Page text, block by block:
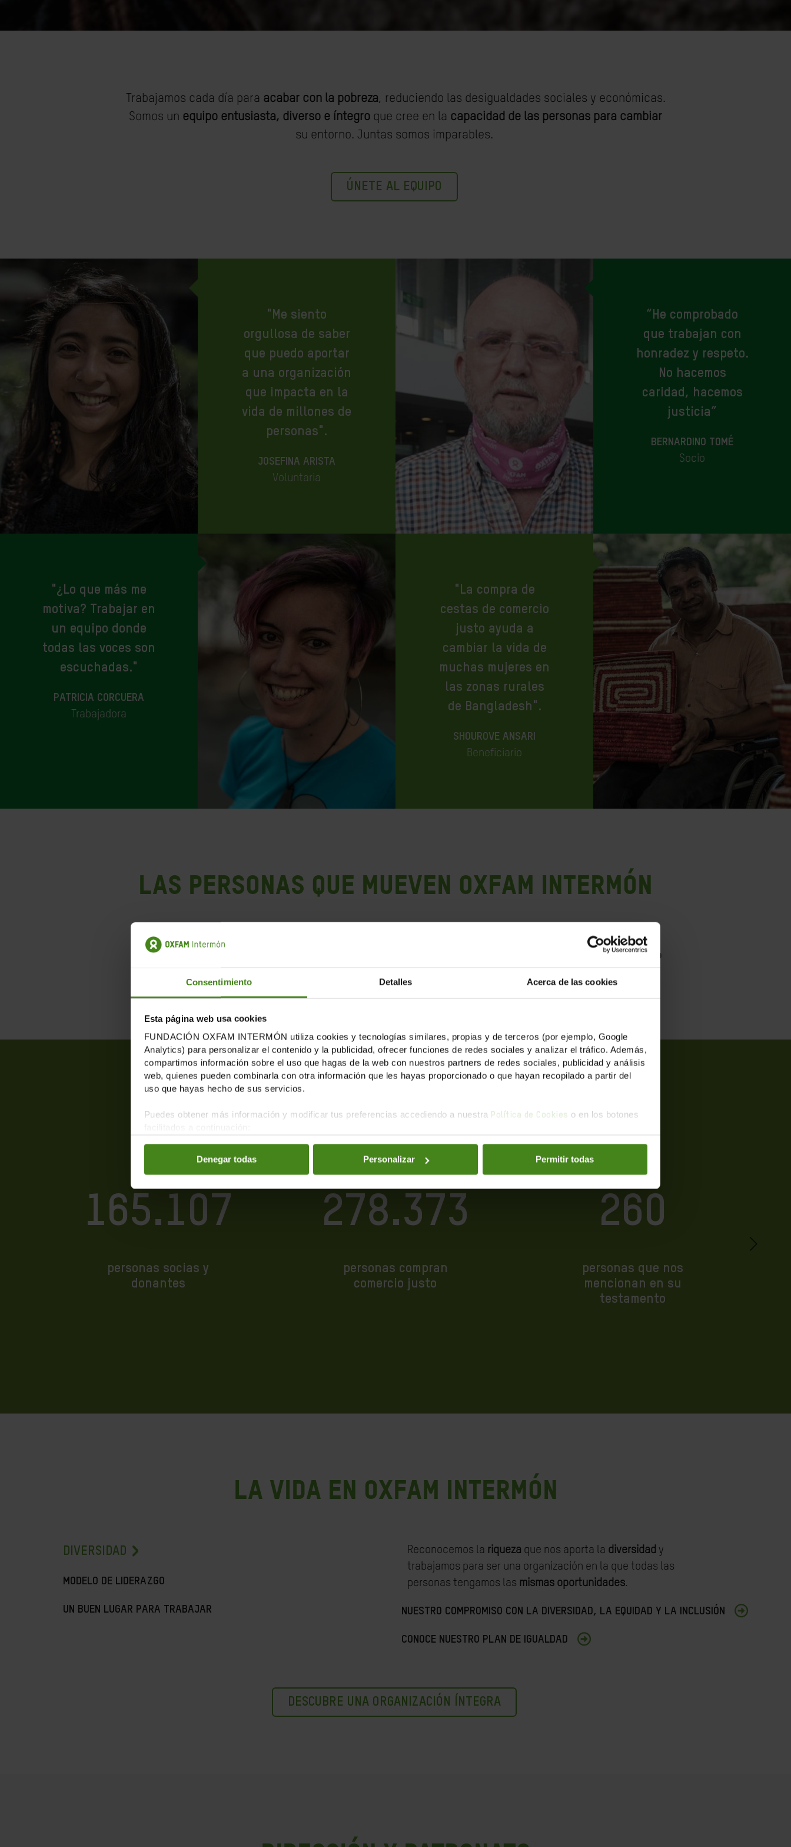
Consentimiento Detalles Acerca de las cookies
Esta página web usa cookies
FUNDACIÓN OXFAM INTERMÓN utiliza cookies y tecnologías similares, propias y de terceros (por ejemplo, Google
Analytics) para personalizar el contenido y la publicidad, ofrecer funciones de redes sociales y analizar el tráfico. Además,
compartimos información sobre el uso que hagas de la web con nuestros partners de redes sociales, publicidad y análisis
web, quienes pueden combinarla con otra información que les hayas proporcionado o que hayan recopilado a partir del
uso que hayas hecho de sus servicios.
Puedes obtener más información y modificar tus preferencias accediendo a nuestra Política de Cookies o en los botones
Denegar todas Personalizar Permitir todas
Trabajamos cada día para acabar con la pobreza, reduciendo las desigualdades sociales y económicas.
Somos un equipo entusiasta, diverso e íntegro que cree en la capacidad de las personas para cambiar
su entorno. Juntas somos imparables.
ÚNETE AL EQUIPO
"Me siento
orgullosa de saber
que puedo aportar
a una organización
que impacta en la
vida de millones de
personas".
JOSEFINA ARISTA
Voluntaria
“He comprobado
que trabajan con
honradez y respeto.
No hacemos
caridad, hacemos
justicia”
BERNARDINO TOMÉ
Socio
"¿Lo que más me
motiva? Trabajar en
un equipo donde
todas las voces son
escuchadas."
PATRICIA CORCUERA
Trabajadora
"La compra de
cestas de comercio
justo ayuda a
cambiar la vida de
muchas mujeres en
las zonas rurales
de Bangladesh".
SHOUROVE ANSARI
Beneficiario
LAS PERSONAS QUE MUEVEN OXFAM INTERMÓN
Construir un futuro sin pobreza es imposible sin el apoyo de las
miles de personas que confían en nuestra
organización
. Su pasión, compromiso y entrega son imprescindibles para seguir avanzando. A todas ellas,nuestro
más sincero agradecimiento.
JUNTAS, SUMAMOS
165.107
personas socias y
donantes
278.373
personas compran
comercio justo
260
personas que nos
mencionan en su
testamento
LA VIDA EN OXFAM INTERMÓN
DIVERSIDAD
MODELO DE LIDERAZGO
UN BUEN LUGAR PARA TRABAJAR
Reconocemos la riqueza que nos aporta la diversidad y
trabajamos para ser una organización en la que todas las
personas tengamos las mismas oportunidades.
NUESTRO COMPROMISO CON LA DIVERSIDAD, LA EQUIDAD Y LA INCLUSIÓN
CONOCE NUESTRO PLAN DE IGUALDAD
DESCUBRE UNA ORGANIZACIÓN ÍNTEGRA